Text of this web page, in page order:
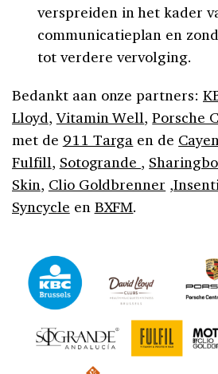
verspreiden in het kader
communicatieplan en
tot verdere vervolging.
Bedankt aan onze partners:
Lloyd,Vitamin Well,Porsche
met de 911 Targa en de
Fulfill, Sotogrande ,
Skin, Clio Goldbrenner ,
Syncycle en BXFM.